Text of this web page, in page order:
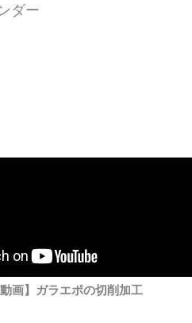
ー
動画】ガラエポの切削加工